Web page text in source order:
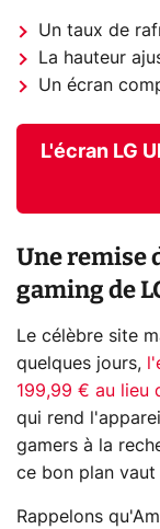
Un taux de
La hauteur
Un écran
L'écran LG
Une remise
gaming de
Le célèbre site
quelques jours,
199,99 € au lieu
qui rend
gamers à la
ce bon plan
Rappelons